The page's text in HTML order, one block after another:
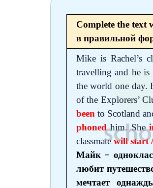
10 класс
Complete the text
в правильной
Mike is Rachel’s
travelling and he
the world one day.
of the Explorers’
been to Scotland
phonedhim. She
classmatewill start
Майк −
любит
мечтает